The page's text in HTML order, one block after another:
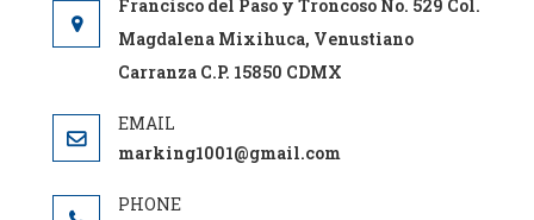
Francisco del Paso y Troncoso No. 529 Col.
Magdalena Mixihuca, Venustiano
Carranza C.P. 15850 CDMX
marking1001@gmail.com